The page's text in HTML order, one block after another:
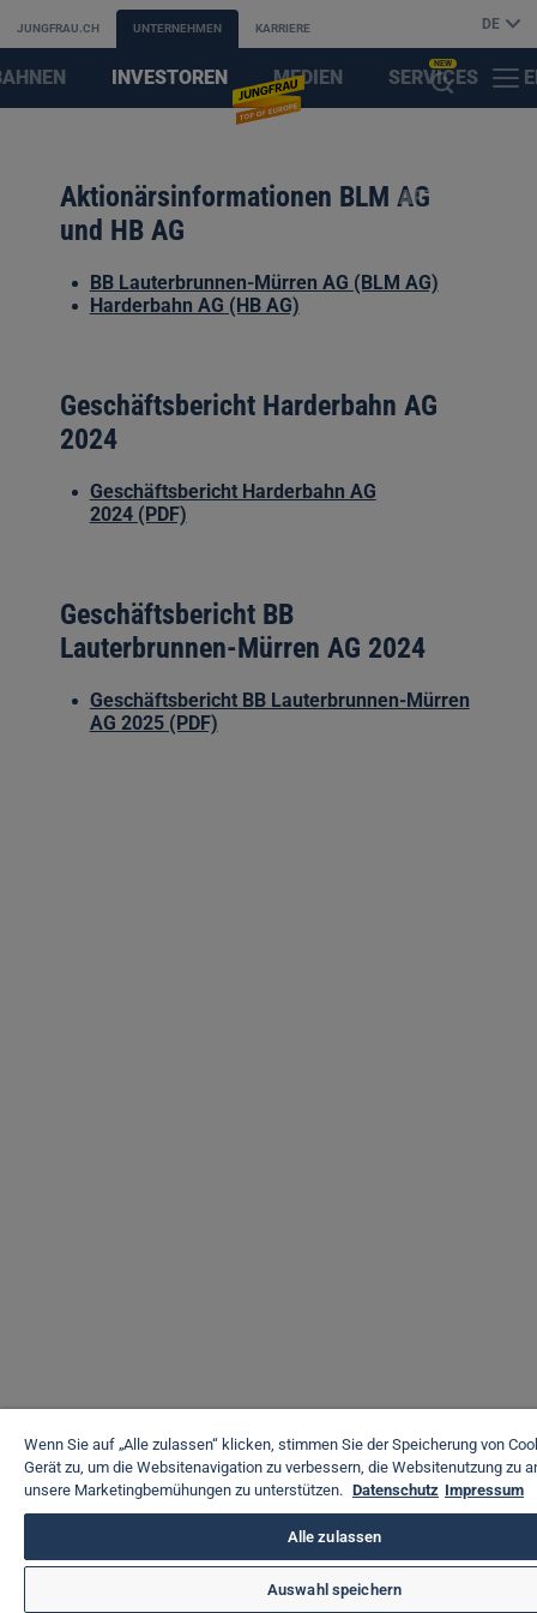
JUNGFRAU.CH UNTERNEHMEN KARRIERE DE
INVESTOREN MEDIEN SERVICES
PARTNER
NEW
Aktionärsinformationen BLM AG
und HB AG
BB Lauterbrunnen-Mürren AG (BLM AG)
Harderbahn AG (HB AG)
Geschäftsbericht Harderbahn AG
2024
Geschäftsbericht Harderbahn AG
2024 (PDF)
Geschäftsbericht BB
Lauterbrunnen-Mürren AG 2024
Geschäftsbericht BB Lauterbrunnen-Mürren
AG 2025 (PDF)
Wenn Sie auf „Alle zulassen“ klicken, stimmen Sie der Speicherung von
Gerät zu, um die Websitenavigation zu verbessern, die Websitenutzung zu
unsere Marketingbemühungen zu unterstützen. Datenschutz Impressum
Alle zulassen
Auswahl speichern